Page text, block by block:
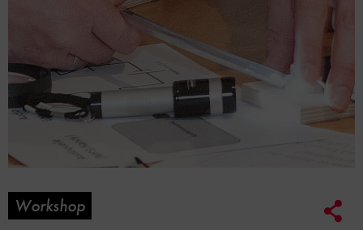
Workshop